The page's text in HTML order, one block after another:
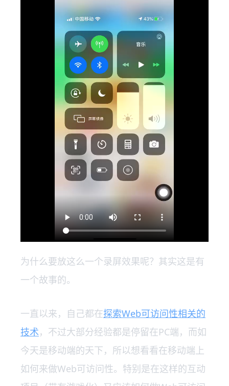
为什么要放这么一个录屏效果呢？其实这是有
一个故事的。
一直以来，自己都在探索Web可访问性相关的
技术，不过大部分经验都是停留在PC端，而如
今天是移动端的天下，所以想看看在移动端上
如何来做Web可访问性。特别是在这样的互动